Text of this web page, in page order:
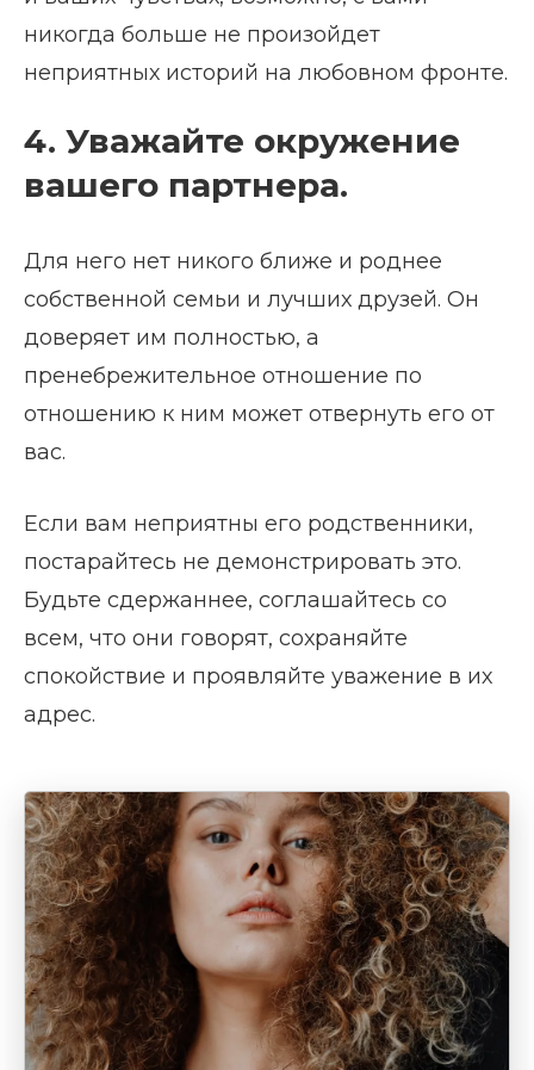
никогда больше не произойдет
неприятных историй на любовном фронте.
4. Уважайте окружение
вашего партнера.
Для него нет никого ближе и роднее
собственной семьи и лучших друзей. Он
доверяет им полностью, а
пренебрежительное отношение по
отношению к ним может отвернуть его от
вас.
Если вам неприятны его родственники,
постарайтесь не демонстрировать это.
Будьте сдержаннее, соглашайтесь со
всем, что они говорят, сохраняйте
спокойствие и проявляйте уважение в их
адрес.